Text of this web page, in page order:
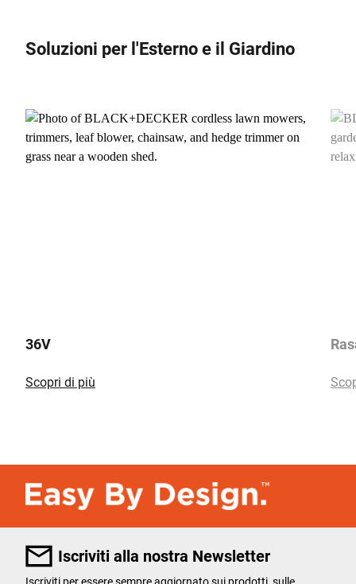
Soluzioni per l'Esterno e il Giardino
36V
Scopri di più
Iscriviti alla nostra Newsletter
Iscriviti per essere sempre aggiornato sui prodotti, sulle